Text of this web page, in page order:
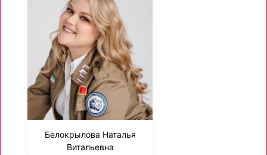
Белокрылова Наталья
Витальевна